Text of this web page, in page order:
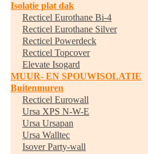
Isolatie plat dak
Recticel Eurothane Bi-4
Recticel Eurothane Silver
Recticel Powerdeck
Recticel Topcover
Elevate Isogard
MUUR- EN SPOUWISOLATIE
Buitenmuren
Recticel Eurowall
Ursa XPS N-W-E
Ursa Ursapan
Ursa Walltec
Isover Party-wall